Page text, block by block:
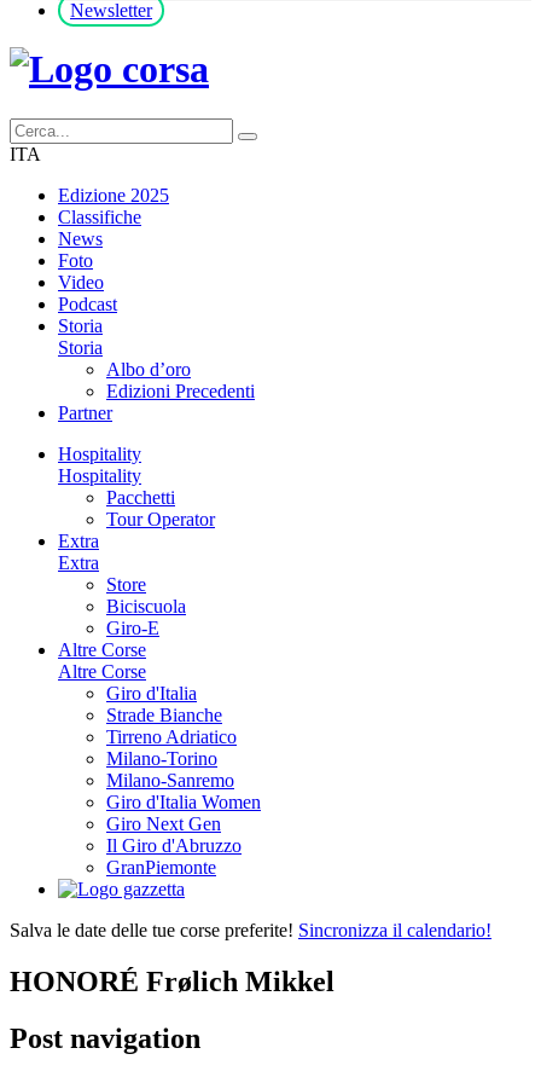
Newsletter
ITA
Edizione 2025
Classifiche
News
Foto
Video
Podcast
Storia
Storia
Albo d’oro
Edizioni Precedenti
Partner
Hospitality
Hospitality
Pacchetti
Tour Operator
Extra
Extra
Store
Biciscuola
Giro-E
Altre Corse
Altre Corse
Giro d'Italia
Strade Bianche
Tirreno Adriatico
Milano-Torino
Milano-Sanremo
Giro d'Italia Women
Giro Next Gen
Il Giro d'Abruzzo
GranPiemonte
Salva le date delle tue corse preferite! Sincronizza il calendario!
HONORÉ Frølich Mikkel
Post navigation